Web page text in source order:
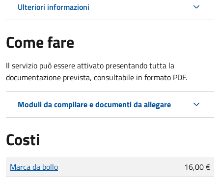
Ulteriori informazioni
Come fare
Il servizio può essere attivato presentando tutta la
documentazione prevista, consultabile in formato PDF.
Moduli da compilare e documenti da allegare
Costi
Tipo di pagamento
Importo
Marca da bollo 16,00 €